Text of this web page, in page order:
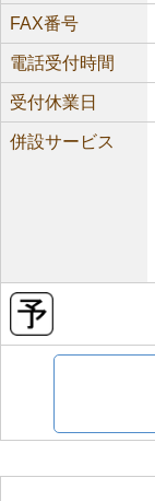
FAX番号
電話受付時間
受付休業日
併設サービス